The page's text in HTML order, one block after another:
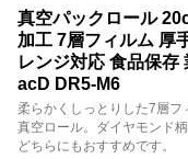
真空パックロール
加工 7層フィルム 厚
レンジ対応 食品保
acD DR5-M6
柔らかくしっとりした7層
真空ロール。ダイヤモンド
どちらにもおすすめです。